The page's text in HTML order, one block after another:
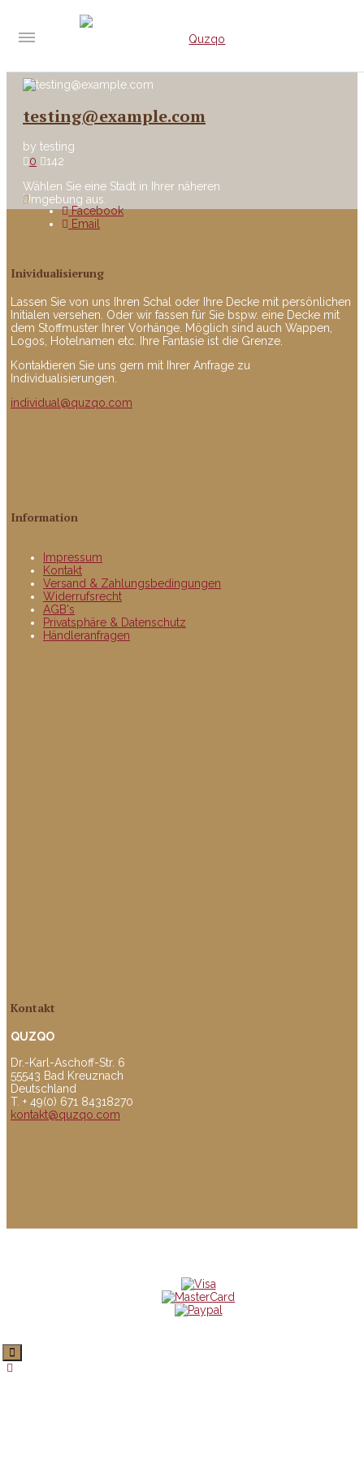
testing@example.com
by testing
0
142
Wählen Sie eine Stadt in Ihrer näheren
Umgebung aus.
Facebook
Email
Inividualisierung
Lassen Sie von uns Ihren Schal oder Ihre Decke mit persönlichen
Initialen versehen. Oder wir fassen für Sie bspw. eine Decke mit
dem Stoffmuster Ihrer Vorhänge. Möglich sind auch Wappen,
Logos, Hotelnamen etc. Ihre Fantasie ist die Grenze.
Kontaktieren Sie uns gern mit Ihrer Anfrage zu
Individualisierungen.
individual@quzqo.com
Information
Impressum
Kontakt
Versand & Zahlungsbedingungen
Widerrufsrecht
AGB's
Privatsphäre & Datenschutz
Händleranfragen
Kontakt
QUZQO
Dr.-Karl-Aschoff-Str. 6
55543 Bad Kreuznach
Deutschland
T. + 49(0) 671 84318270
kontakt@quzqo.com